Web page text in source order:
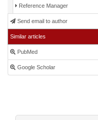
Reference Manager
Send email to author
Similar articles
PubMed
Google Scholar